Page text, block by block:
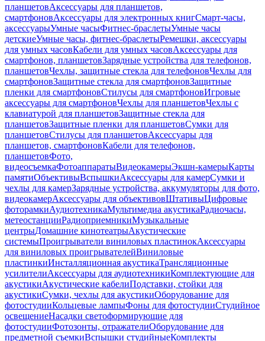
планшетовАксессуары для планшетов,
смартфоновАксессуары для электронных книгСмарт-часы,
аксессуарыУмные часыФитнес-браслетыУмные часы
детскиеУмные часы, фитнес-браслетыРемешки, аксессуары
для умных часовКабели для умных часовАксессуары для
смартфонов, планшетовЗарядные устройства для телефонов,
планшетовЧехлы, защитные стекла для телефоновЧехлы для
смартфоновЗащитные стекла для смартфоновЗащитные
пленки для смартфоновСтилусы для смартфоновИгровые
аксессуары для смартфоновЧехлы для планшетовЧехлы с
клавиатурой для планшетовЗащитные стекла для
планшетовЗащитные пленки для планшетовСумки для
планшетовСтилусы для планшетовАксессуары для
планшетов, смартфоновКабели для телефонов,
планшетовФото,
видеосъемкаФотоаппаратыВидеокамерыЭкшн-камерыКарты
памятиОбъективыВспышкиАксессуары для камерСумки и
чехлы для камерЗарядные устройства, аккумуляторы для фото,
видеокамерАксессуары для объективовШтативыЦифровые
фоторамкиАудиотехникаМультимедиа акустикаРадиочасы,
метеостанцииРадиоприемникиМузыкальные
центрыДомашние кинотеатрыАкустические
системыПроигрыватели виниловых пластинокАксессуары
для виниловых проигрывателейВиниловые
пластинкиИнсталляционная акустикаТрансляционные
усилителиАксессуары для аудиотехникиКомплектующие для
акустикиАкустические кабелиПодставки, стойки для
акустикиСумки, чехлы для акустикиОборудование для
фотостудииКольцевые лампыФоны для фотостудииСтудийное
освещениеНасадки светоформирующие для
фотостудииФотозонты, отражателиОборудование для
предметной съемкиВспышки студийныеКомплекты